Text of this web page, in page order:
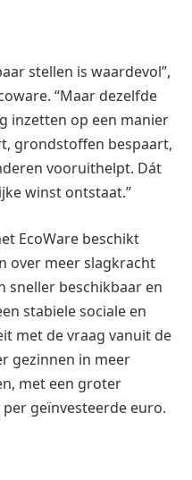
stellen is waardevol”,
“Maar dezelfde
inzetten op een manier
grondstoffen bespaart,
vooruithelpt. Dát
winst ontstaat.”
EcoWare beschikt
over meer slagkracht
sneller beschikbaar en
stabiele sociale en
met de vraag vanuit de
gezinnen in meer
met een groter
geïnvesteerde euro.